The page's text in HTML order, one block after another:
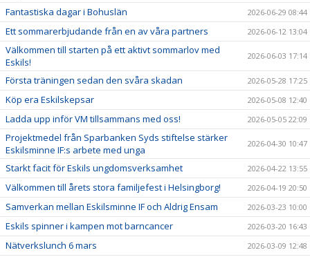
Fantastiska dagar i Bohuslän 2026-06-29 08:44
Ett sommarerbjudande från en av våra partners 2026-06-12 13:04
Välkommen till starten på ett aktivt sommarlov med
Eskils!
2026-06-03 17:14
Första träningen sedan den svåra skadan 2026-05-28 17:25
Köp era Eskilskepsar 2026-05-08 12:40
Ladda upp inför VM tillsammans med oss! 2026-05-05 22:09
Projektmedel från Sparbanken Syds stiftelse stärker
Eskilsminne IF:s arbete med unga
2026-04-30 10:47
Starkt facit för Eskils ungdomsverksamhet 2026-04-22 13:55
Välkommen till årets stora familjefest i Helsingborg! 2026-04-19 20:50
Samverkan mellan Eskilsminne IF och Aldrig Ensam 2026-03-23 10:00
Eskils spinner i kampen mot barncancer 2026-03-20 16:43
Nätverkslunch 6 mars 2026-03-09 12:48